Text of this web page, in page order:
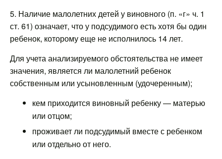
5. Наличие малолетних детей у виновного (п. «г» ч. 1
ст. 61) означает, что у подсудимого есть хотя бы один
ребенок, которому еще не исполнилось 14 лет.
Для учета анализируемого обстоятельства не имеет
значения, является ли малолетний ребенок
собственным или усыновленным (удочеренным);
кем приходится виновный ребенку — матерью
или отцом;
проживает ли подсудимый вместе с ребенком
или отдельно от него.